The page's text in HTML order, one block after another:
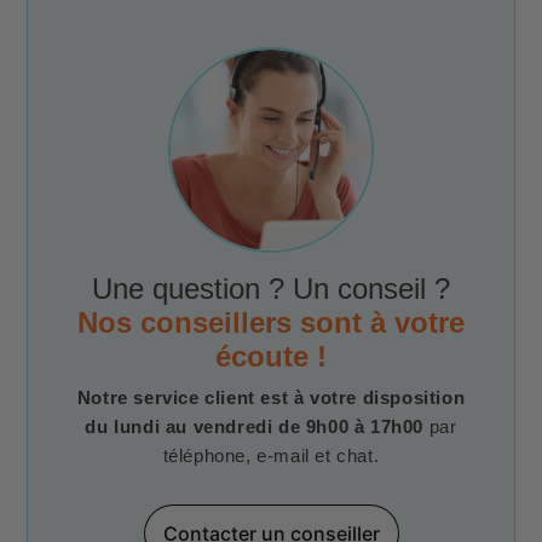
Une question ? Un conseil ?
Nos conseillers sont à votre
écoute !
Notre service client est à votre disposition
du lundi au vendredi de 9h00 à 17h00 par
téléphone, e-mail et chat.
Contacter un conseiller